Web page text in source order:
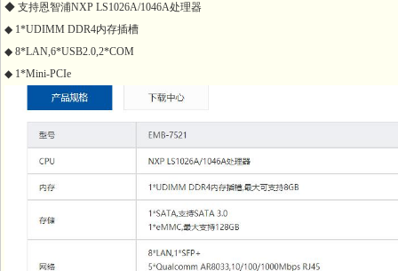
◆ 支持恩智浦NXP LS1026A/1046A处理器
◆ 1*UDIMM DDR4内存插槽
◆ 8*LAN,6*USB2.0,2*COM
◆ 1*Mini-PCIe